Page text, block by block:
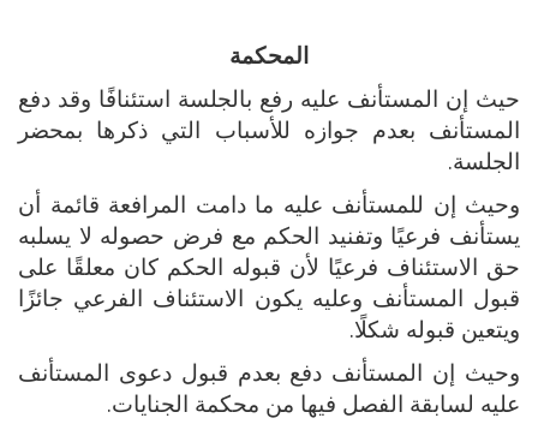
المحكمة
حيث إن المستأنف عليه رفع بالجلسة استئنافًا وقد دفع
المستأنف بعدم جوازه للأسباب التي ذكرها بمحضر
الجلسة.
وحيث إن للمستأنف عليه ما دامت المرافعة قائمة أن
يستأنف فرعيًا وتفنيد الحكم مع فرض حصوله لا يسلبه
حق الاستئناف فرعيًا لأن قبوله الحكم كان معلقًا على
قبول المستأنف وعليه يكون الاستئناف الفرعي جائزًا
ويتعين قبوله شكلًا.
وحيث إن المستأنف دفع بعدم قبول دعوى المستأنف
عليه لسابقة الفصل فيها من محكمة الجنايات.